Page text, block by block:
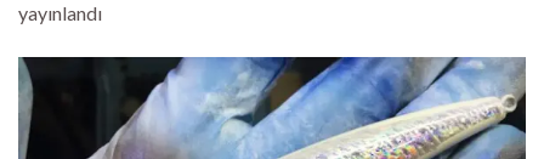
yayınlandı